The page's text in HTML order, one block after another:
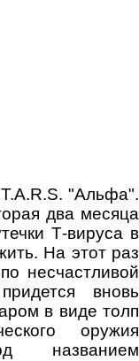
"Альфа".
два месяца
Т-вируса в
На этот раз
несчастливой
вновь
в виде толп
оружия
названием